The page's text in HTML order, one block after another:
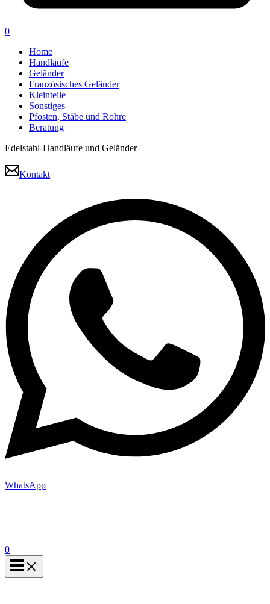
0
Home
Handläufe
Geländer
Französisches Geländer
Kleinteile
Sonstiges
Pfosten, Stäbe und Rohre
Beratung
Edelstahl-Handläufe und Geländer
Kontakt
WhatsApp
0